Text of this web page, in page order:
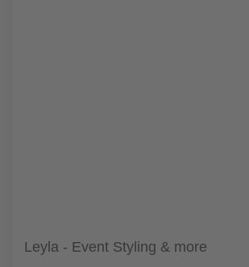
Leyla - Event Styling & more